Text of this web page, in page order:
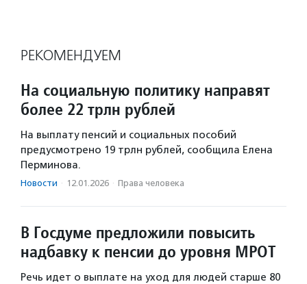
РЕКОМЕНДУЕМ
На социальную политику направят
более 22 трлн рублей
На выплату пенсий и социальных пособий
предусмотрено 19 трлн рублей, сообщила Елена
Перминова.
Новости · 12.01.2026 · Права человека
В Госдуме предложили повысить
надбавку к пенсии до уровня МРОТ
Речь идет о выплате на уход для людей старше 80